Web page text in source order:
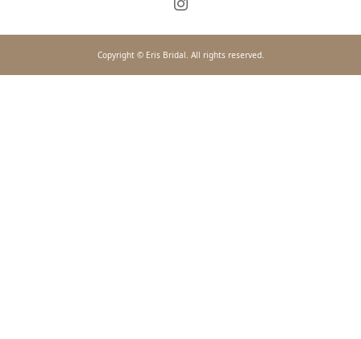
Copyright © Eris Bridal. All rights reserved.